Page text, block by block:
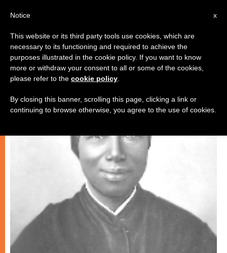
CHIESE LOCALI
x
Notice
This website or its third party tools use cookies, which are
necessary to its functioning and required to achieve the
purposes illustrated in the cookie policy. If you want to know
more or withdraw your consent to all or some of the cookies,
please refer to the cookie policy
By closing this banner, scrolling this page, clicking a link or
continuing to browse otherwise, you agree to the use of cookies.